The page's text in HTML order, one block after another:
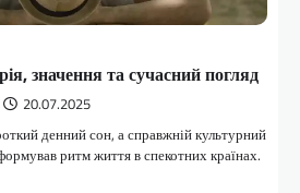
значення та сучасний погляд
20.07.2025
денний сон, а справжній культурний
ритм життя в спекотних країнах.